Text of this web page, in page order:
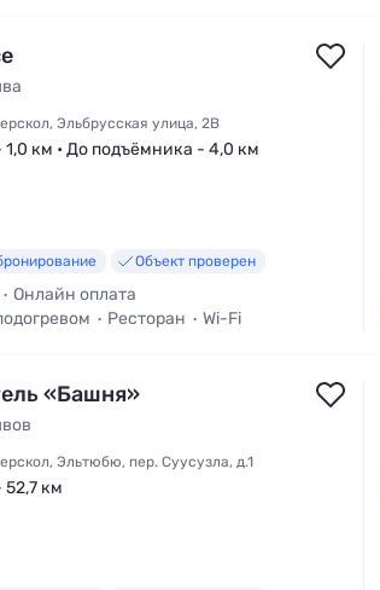
Эльбрусская улица, 2В
км • До подъёмника - 4,0 км
Объект проверен
Онлайн оплата
Ресторан
Wi-Fi
«Башня»
Эльтюбю, пер. Суусузла, д.1
км